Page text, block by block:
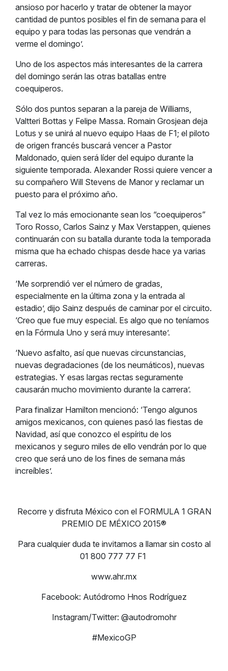
ansioso por hacerlo y tratar de obtener la mayor
cantidad de puntos posibles el fin de semana para el
equipo y para todas las personas que vendrán a
verme el domingo’.
Uno de los aspectos más interesantes de la carrera
del domingo serán las otras batallas entre
coequiperos.
Sólo dos puntos separan a la pareja de Williams,
Valtteri Bottas y Felipe Massa. Romain Grosjean deja
Lotus y se unirá al nuevo equipo Haas de F1; el piloto
de origen francés buscará vencer a Pastor
Maldonado, quien será líder del equipo durante la
siguiente temporada. Alexander Rossi quiere vencer a
su compañero Will Stevens de Manor y reclamar un
puesto para el próximo año.
Tal vez lo más emocionante sean los “coequiperos”
Toro Rosso, Carlos Sainz y Max Verstappen, quienes
continuarán con su batalla durante toda la temporada
misma que ha echado chispas desde hace ya varias
carreras.
‘Me sorprendió ver el número de gradas,
especialmente en la última zona y la entrada al
estadio’, dijo Sainz después de caminar por el circuito.
‘Creo que fue muy especial. Es algo que no teníamos
en la Fórmula Uno y será muy interesante’.
‘Nuevo asfalto, así que nuevas circunstancias,
nuevas degradaciones (de los neumáticos), nuevas
estrategias. Y esas largas rectas seguramente
causarán mucho movimiento durante la carrera’.
Para finalizar Hamilton mencionó: ‘Tengo algunos
amigos mexicanos, con quienes pasó las fiestas de
Navidad, así que conozco el espíritu de los
mexicanos y seguro miles de ello vendrán por lo que
creo que será uno de los fines de semana más
increíbles’.
Recorre y disfruta México con el FORMULA 1 GRAN
PREMIO DE MÉXICO 2015®
Para cualquier duda te invitamos a llamar sin costo al
01 800 777 77 F1
www.ahr.mx
Facebook: Autódromo Hnos Rodríguez
Instagram/Twitter: @autodromohr
#MexicoGP